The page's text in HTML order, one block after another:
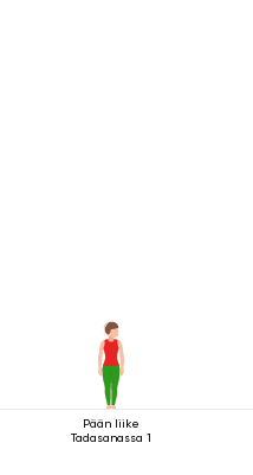
Pään liike
Tadasanassa 1